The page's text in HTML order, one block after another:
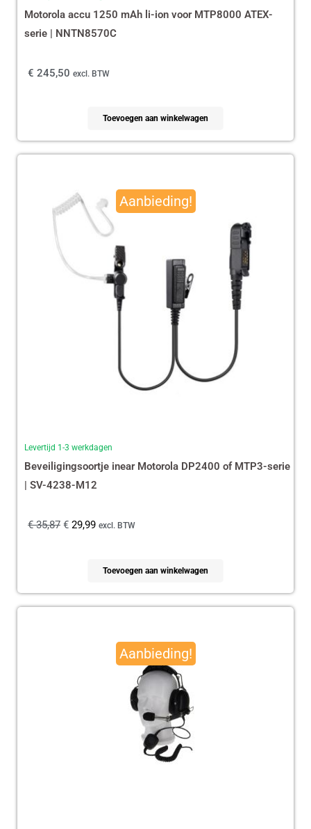
Motorola accu 1250 mAh li-ion voor MTP8000 ATEX-
serie | NNTN8570C
€ 245,50 excl. BTW
Toevoegen aan winkelwagen
Aanbieding!
Levertijd 1-3 werkdagen
Beveiligingsoortje inear Motorola DP2400 of MTP3-serie
| SV-4238-M12
€35,87
was:
€ 35,87.
€ 29,99
is:
€ 29,99.
excl. BTW
Toevoegen aan winkelwagen
Aanbieding!
€ 165,00.